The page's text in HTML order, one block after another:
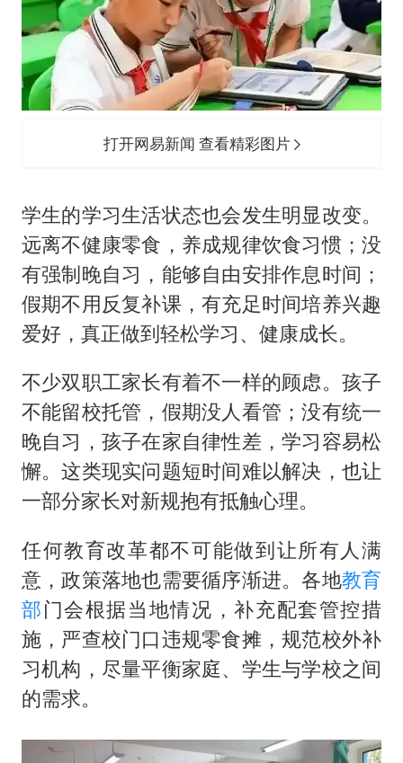
打开网易新闻 查看精彩图片
学生的学习生活状态也会发生明显改变。
远离不健康零食，养成规律饮食习惯；没
有强制晚自习，能够自由安排作息时间；
假期不用反复补课，有充足时间培养兴趣
爱好，真正做到轻松学习、健康成长。
不少双职工家长有着不一样的顾虑。孩子
不能留校托管，假期没人看管；没有统一
晚自习，孩子在家自律性差，学习容易松
懈。这类现实问题短时间难以解决，也让
一部分家长对新规抱有抵触心理。
任何教育改革都不可能做到让所有人满
意，政策落地也需要循序渐进。各地教育
部门会根据当地情况，补充配套管控措
施，严查校门口违规零食摊，规范校外补
习机构，尽量平衡家庭、学生与学校之间
的需求。